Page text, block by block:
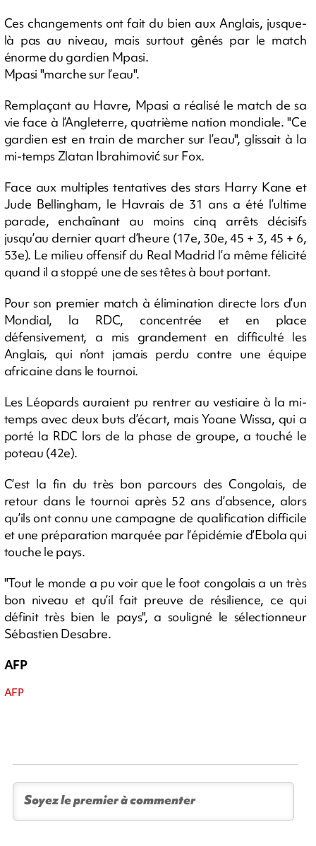
Ces changements ont fait du bien aux Anglais, jusque-
là pas au niveau, mais surtout gênés par le match
énorme du gardien Mpasi.
Mpasi "marche sur l’eau".
Remplaçant au Havre, Mpasi a réalisé le match de sa
vie face à l’Angleterre, quatrième nation mondiale. "Ce
gardien est en train de marcher sur l’eau", glissait à la
mi-temps Zlatan Ibrahimović sur Fox.
Face aux multiples tentatives des stars Harry Kane et
Jude Bellingham, le Havrais de 31 ans a été l’ultime
parade, enchaînant au moins cinq arrêts décisifs
jusqu’au dernier quart d’heure (17e, 30e, 45 + 3, 45 + 6,
53e). Le milieu offensif du Real Madrid l’a même félicité
quand il a stoppé une de ses têtes à bout portant.
Pour son premier match à élimination directe lors d’un
Mondial, la RDC, concentrée et en place
défensivement, a mis grandement en difficulté les
Anglais, qui n’ont jamais perdu contre une équipe
africaine dans le tournoi.
Les Léopards auraient pu rentrer au vestiaire à la mi-
temps avec deux buts d’écart, mais Yoane Wissa, qui a
porté la RDC lors de la phase de groupe, a touché le
poteau (42e).
C’est la fin du très bon parcours des Congolais, de
retour dans le tournoi après 52 ans d’absence, alors
qu’ils ont connu une campagne de qualification difficile
et une préparation marquée par l’épidémie d’Ebola qui
touche le pays.
"Tout le monde a pu voir que le foot congolais a un très
bon niveau et qu’il fait preuve de résilience, ce qui
définit très bien le pays", a souligné le sélectionneur
Sébastien Desabre.
AFP
AFP